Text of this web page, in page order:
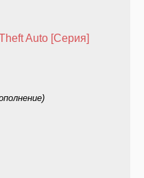
Auto [Серия]